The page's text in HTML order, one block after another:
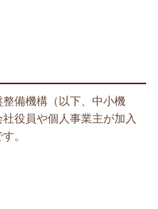
備機構（以下、中小機
役員や個人事業主が加入
。